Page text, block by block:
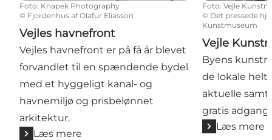
Foto: Knapek Photography
© Fjordenhus af Olafur Eliasson
Vejles havnefront
Vejles havnefront er på få år blevet
forvandlet til en spændende bydel
med et hyggeligt kanal- og
havnemiljø og prisbelønnet
arkitektur.
Læs mere
Foto: Vejle
© Det pressede
Kunstmuseum
Vejle
Byens
de lokale
aktuelle
gratis
Læs mere